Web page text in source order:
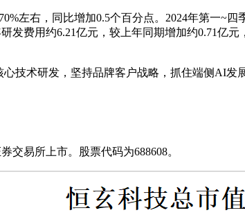
左右，同比增加0.5个百分点。2024年第一~四
发费用约6.21亿元，较上年同期增加约0.71亿
技术研发，坚持品牌客户战略，抓住端侧AI
交易所上市。股票代码为688608。